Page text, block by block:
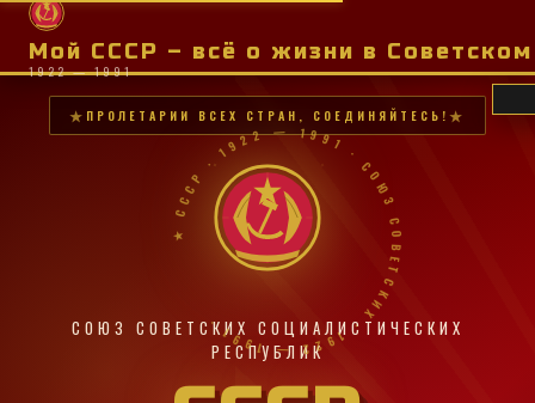
Мой СССР – всё о жизни в
1922 — 1991
ПРОЛЕТАРИИ ВСЕХ СТРАН, СОЕДИНЯЙТЕСЬ!
★ СССР · 1922 — 1991 · СОЮЗ СОВЕТСКИХ · 1922 — 1991 ·
СОЮЗ СОВЕТСКИХ СОЦИАЛИСТИЧЕСКИХ
РЕСПУБЛИК